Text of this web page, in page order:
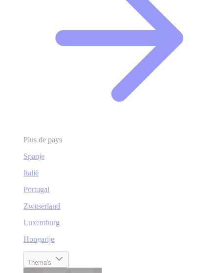
Plus de pays
Spanje
Italië
Portugal
Zwitserland
Luxemburg
Hongarije
Thema's